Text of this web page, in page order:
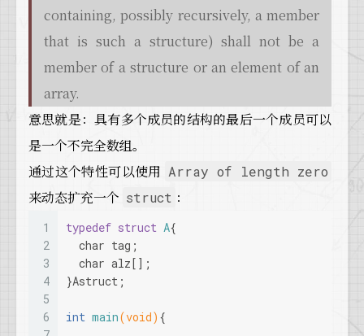
containing, possibly recursively, a member
that is such a structure) shall not be a
member of a structure or an element of an
array.
意思就是：具有多个成员的结构的最后一个成员可以
是一个不完全数组。
通过这个特性可以使用 Array of length zero
来动态扩充一个 struct ：
1
2
3
4
5
6
typedef struct A{
char tag;
char alz[];
}Astruct;
int main(void) {